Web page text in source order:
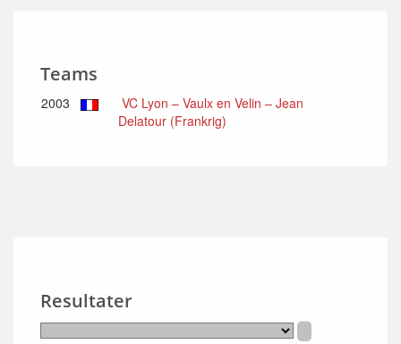
Teams
2003
VC Lyon – Vaulx en Velin – Jean
Delatour (Frankrig)
Resultater